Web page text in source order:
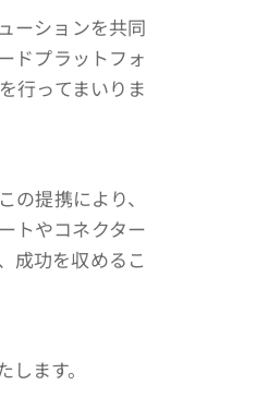
ーションを共同
ドプラットフォ
行ってまいりま
提携により、
トやコネクター
成功を収めるこ
ます。